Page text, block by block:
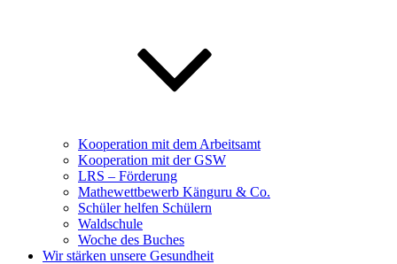
Kooperation mit dem Arbeitsamt
Kooperation mit der GSW
LRS – Förderung
Mathewettbewerb Känguru & Co.
Schüler helfen Schülern
Waldschule
Woche des Buches
Wir stärken unsere Gesundheit